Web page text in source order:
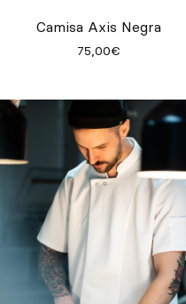
Inspírate
EN FR
Camisa Axis Negra
75,00€